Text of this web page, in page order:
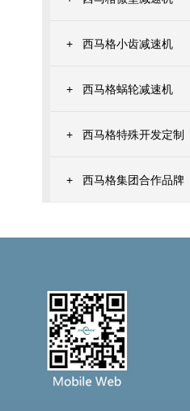
+ 西马格小齿减速机
+ 西马格蜗轮减速机
+ 西马格特殊开发定制
+ 西马格集团合作品牌